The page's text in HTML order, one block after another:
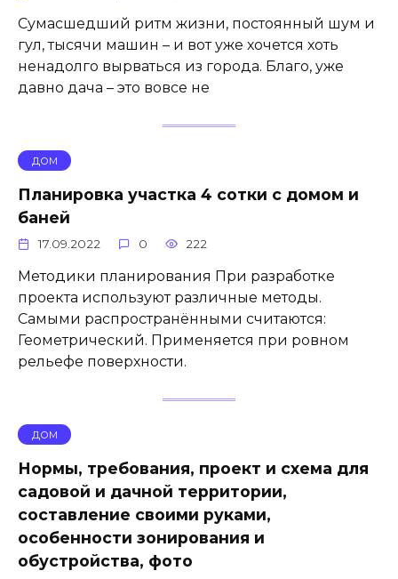
Сумасшедший ритм жизни, постоянный шум и
гул, тысячи машин – и вот уже хочется хоть
ненадолго вырваться из города. Благо, уже
давно дача – это вовсе не
ДОМ
Планировка участка 4 сотки с домом и
баней
17.09.2022 0 222
Методики планирования При разработке
проекта используют различные методы.
Самыми распространёнными считаются:
Геометрический. Применяется при ровном
рельефе поверхности.
ДОМ
Нормы, требования, проект и схема для
садовой и дачной территории,
составление своими руками,
особенности зонирования и
обустройства, фото